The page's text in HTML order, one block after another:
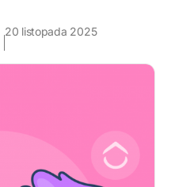
20 listopada 2025